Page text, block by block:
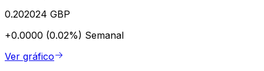
0.202024 GBP
+0.0000 (0.02%) Semanal
Ver gráfico